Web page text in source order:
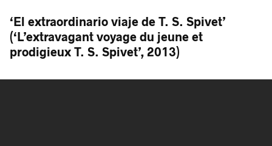
‘El extraordinario viaje de T. S. Spivet’
(‘L’extravagant voyage du jeune et
prodigieux T. S. Spivet’, 2013)